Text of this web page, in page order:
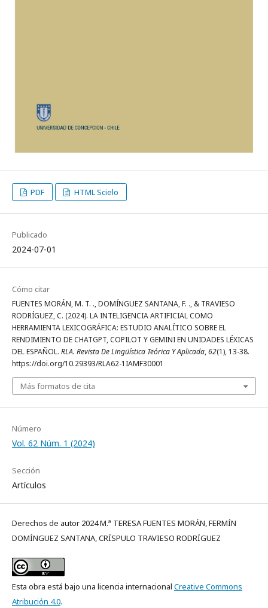
PDF HTML Scielo
Publicado
2024-07-01
Cómo citar
FUENTES MORÁN, M. T. ., DOMÍNGUEZ SANTANA, F. ., & TRAVIESO
RODRÍGUEZ, C. (2024). LA INTELIGENCIA ARTIFICIAL COMO
HERRAMIENTA LEXICOGRÁFICA: ESTUDIO ANALÍTICO SOBRE EL
RENDIMIENTO DE CHATGPT, COPILOT Y GEMINI EN UNIDADES LÉXICAS
DEL ESPAÑOL. RLA. Revista De Lingüística Teórica Y Aplicada,62(1), 13-38.
https://doi.org/10.29393/RLA62-1IAMF30001
Más formatos de cita
Número
Vol. 62 Núm. 1 (2024)
Sección
Artículos
Derechos de autor 2024 M.ª TERESA FUENTES MORÁN, FERMÍN
DOMÍNGUEZ SANTANA, CRÍSPULO TRAVIESO RODRÍGUEZ
Esta obra está bajo una licencia internacional Creative Commons
Atribución 4.0.